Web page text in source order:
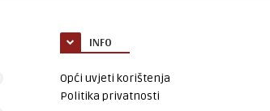
INFO
Opći uvjeti korištenja
Politika privatnosti